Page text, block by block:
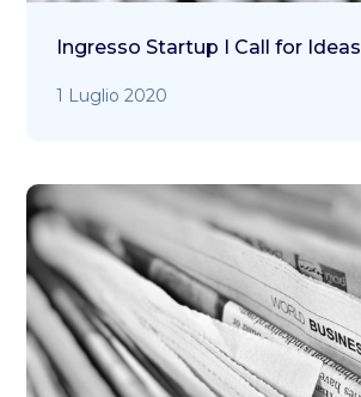
Ingresso Startup I Call for Ideas
1 Luglio 2020